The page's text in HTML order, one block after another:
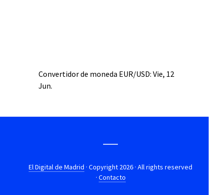
Convertidor de moneda EUR/USD: Vie, 12
Jun.
El Digital de Madrid · Copyright 2026 · All rights reserved
· Contacto